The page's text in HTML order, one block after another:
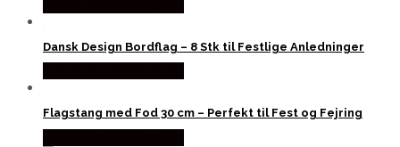
Dansk Design Bordflag – 8 Stk til Festlige Anledninger
Flagstang med Fod 30 cm – Perfekt til Fest og Fejring